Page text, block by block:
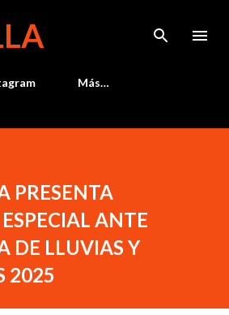
Más…
PRESENTA
ANTE
DE LLUVIAS Y
2025